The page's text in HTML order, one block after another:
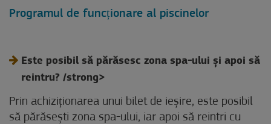
Programul de funcționare al piscinelor
Este posibil să părăsesc zona spa-ului și apoi să
reintru? /strong>
Prin achiziționarea unui bilet de ieșire, este posibil
să părăsești zona spa-ului, iar apoi să reintri cu